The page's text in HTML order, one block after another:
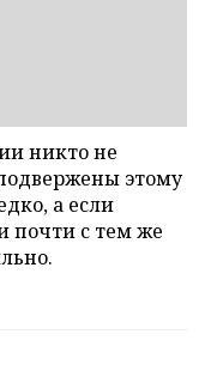
никто не
этому
а если
почти с тем же